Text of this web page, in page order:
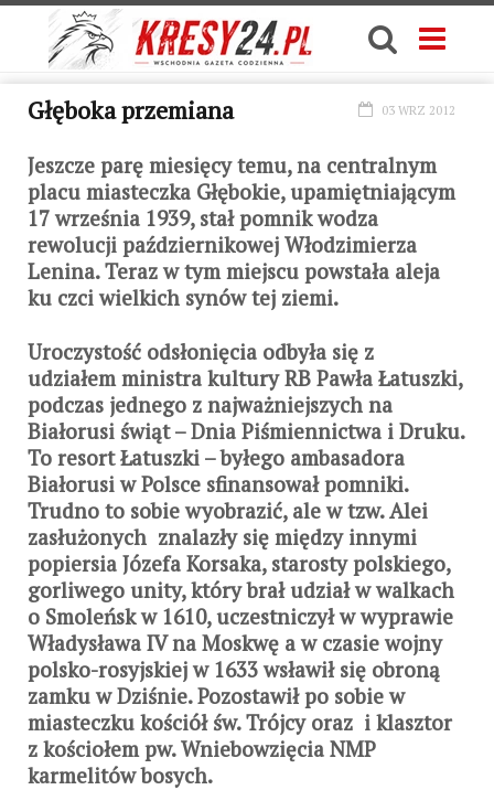
Głęboka przemiana 03 WRZ 2012
Jeszcze parę miesięcy temu, na centralnym
placu miasteczka Głębokie, upamiętniającym
17 września 1939, stał pomnik wodza
rewolucji październikowej Włodzimierza
Lenina. Teraz w tym miejscu powstała aleja
ku czci wielkich synów tej ziemi.
Uroczystość odsłonięcia odbyła się z
udziałem ministra kultury RB Pawła Łatuszki,
podczas jednego z najważniejszych na
Białorusi świąt – Dnia Piśmiennictwa i Druku.
To resort Łatuszki – byłego ambasadora
Białorusi w Polsce sfinansował pomniki.
Trudno to sobie wyobrazić, ale w tzw. Alei
zasłużonych znalazły się między innymi
popiersia Józefa Korsaka, starosty polskiego,
gorliwego unity, który brał udział w walkach
o Smoleńsk w 1610, uczestniczył w wyprawie
Władysława IV na Moskwę a w czasie wojny
polsko-rosyjskiej w 1633 wsławił się obroną
zamku w Dziśnie. Pozostawił po sobie w
miasteczku kościół św. Trójcy oraz i klasztor
z kościołem pw. Wniebowzięcia NMP
karmelitów bosych.